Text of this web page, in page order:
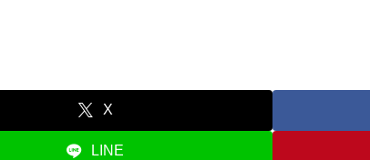
X
LINE